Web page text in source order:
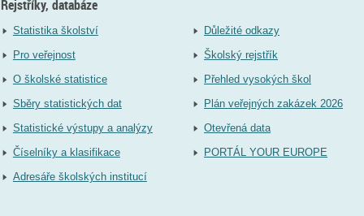
Rejstříky, databáze
Statistika školství
Pro veřejnost
O školské statistice
Sběry statistických dat
Statistické výstupy a analýzy
Číselníky a klasifikace
Adresáře školských institucí
Důležité odkazy
Školský rejstřík
Přehled vysokých škol
Plán veřejných zakázek 2026
Otevřená data
PORTÁL YOUR EUROPE